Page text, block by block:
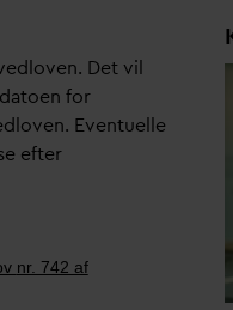
Det vil
datoen for
Eventuelle
efter
nr. 742 af